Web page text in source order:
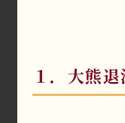
１．大熊退